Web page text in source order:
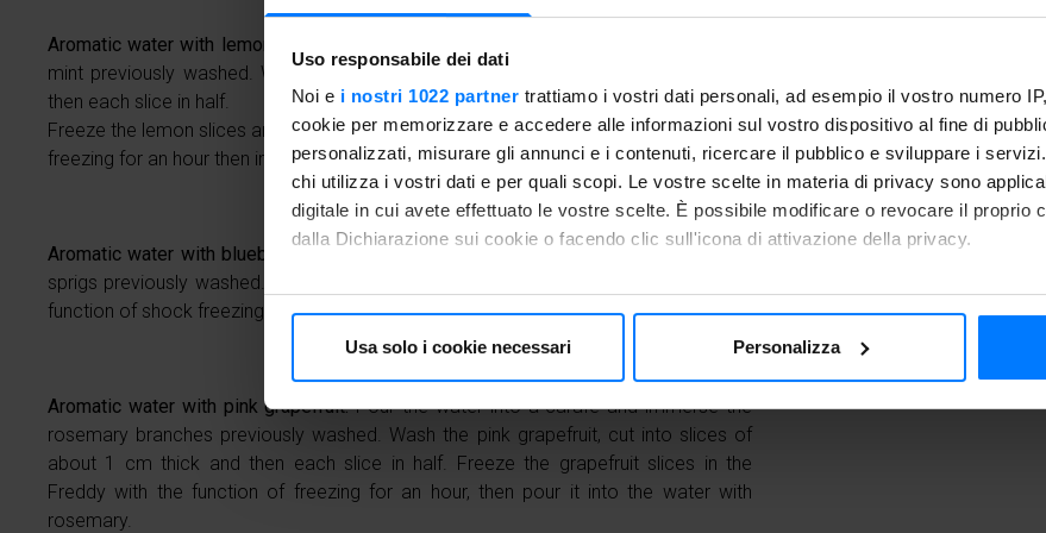
Uso responsabile dei dati
Noi e i nostri 1022 partner trattiamo i vostri dati personali, ad esempio il vostro numero
cookie per memorizzare e accedere alle informazioni sul vostro dispositivo al fine di
personalizzati, misurare gli annunci e i contenuti, ricercare il pubblico e sviluppare i
chi utilizza i vostri dati e per quali scopi. Le vostre scelte in materia di privacy sono
digitale in cui avete effettuato le vostre scelte. È possibile modificare o revocare il proprio
dalla Dichiarazione sui cookie o facendo clic sull'icona di attivazione della privacy.
Con il tuo consenso, vorremmo anche:
Identificare il tuo dispositivo, scansionandolo attivamente alla ricerca di caratteristiche
modificare o ritirare il tuo consenso in qualsiasi momento dalla Dichiarazione sui cookie.
Utilizziamo i cookie per personalizzare i contenuti e gli annunci, fornire le funzioni dei
traffico. Inoltre forniamo informazioni sul modo in cui utilizzi il nostro sito ai nostri partner
Usa solo i cookie necessari Personalizza
Aromatic water with lemon:
mint previously washed. Wash the lemon, cut into slices of about 1 cm thick and
then each slice in half.
Freeze the lemon slices and the ginger slices in the Freddy with the function of shock
freezing for an hour then immerse them in water with mint.
Aromatic water with blueberry:
sprigs previously washed. Wash the blueberries and freeze them in Freddy with the
function of shock freezing for an hour, then pour them into the water with rosemary.
Aromatic water with pink grapefruit:Pour the water into a carafe and immerse the
rosemary branches previously washed. Wash the pink grapefruit, cut into slices of
about 1 cm thick and then each slice in half. Freeze the grapefruit slices in the
Freddy with the function of freezing for an hour, then pour it into the water with
rosemary.
After freezing them